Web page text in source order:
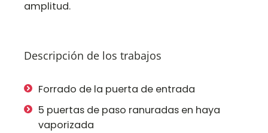
amplitud.
Descripción de los trabajos
Forrado de la puerta de entrada
5 puertas de paso ranuradas en haya
vaporizada